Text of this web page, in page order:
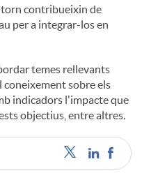
contribueixin de
per a integrar-los en
temes rellevants
sobre els
indicadors l'impacte que
objectius, entre altres.